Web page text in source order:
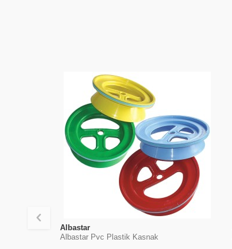
Albastar
Albastar Pvc Plastik Kasnak